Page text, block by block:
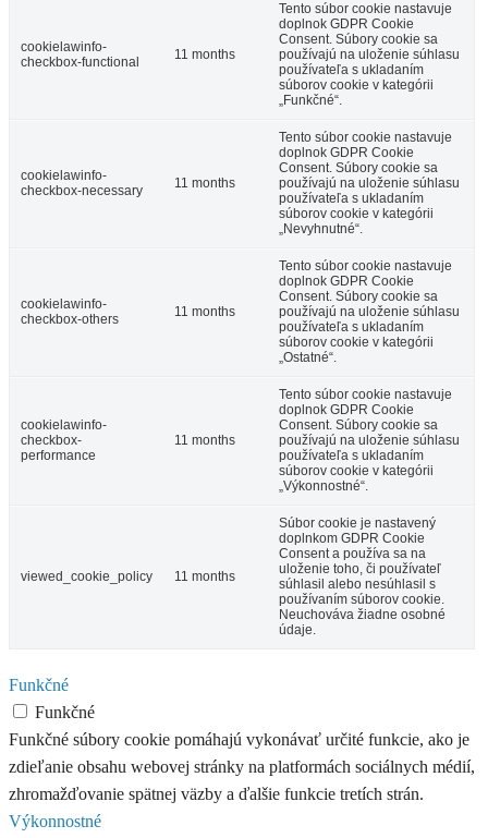
cookielawinfo-
checkbox-functional
11 months
Tento súbor cookie nastavuje
doplnok GDPR Cookie
Consent. Súbory cookie sa
používajú na uloženie súhlasu
používateľa s ukladaním
súborov cookie v kategórii
„Funkčné“.
cookielawinfo-
checkbox-necessary
11 months
Tento súbor cookie nastavuje
doplnok GDPR Cookie
Consent. Súbory cookie sa
používajú na uloženie súhlasu
používateľa s ukladaním
súborov cookie v kategórii
„Nevyhnutné“.
cookielawinfo-
checkbox-others
11 months
Tento súbor cookie nastavuje
doplnok GDPR Cookie
Consent. Súbory cookie sa
používajú na uloženie súhlasu
používateľa s ukladaním
súborov cookie v kategórii
„Ostatné“.
cookielawinfo-
checkbox-
performance
11 months
Tento súbor cookie nastavuje
doplnok GDPR Cookie
Consent. Súbory cookie sa
používajú na uloženie súhlasu
používateľa s ukladaním
súborov cookie v kategórii
„Výkonnostné“.
viewed_cookie_policy 11 months
Súbor cookie je nastavený
doplnkom GDPR Cookie
Consent a používa sa na
uloženie toho, či používateľ
súhlasil alebo nesúhlasil s
používaním súborov cookie.
Neuchováva žiadne osobné
údaje.
Funkčné
Funkčné
Funkčné súbory cookie pomáhajú vykonávať určité funkcie, ako je
zdieľanie obsahu webovej stránky na platformách sociálnych médií,
zhromažďovanie spätnej väzby a ďalšie funkcie tretích strán.
Výkonnostné